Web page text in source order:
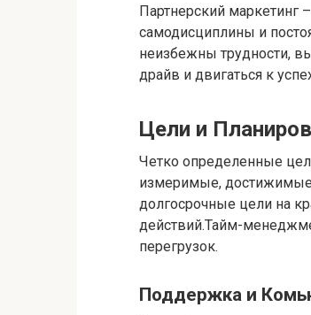
Партнерский маркетинг
самодисциплины и
неизбежны трудности,
драйв и двигаться к
Цели и
Четко определенные
измеримые,
долгосрочные цели на
действий.Тайм-
перегрузок.
Поддержка и